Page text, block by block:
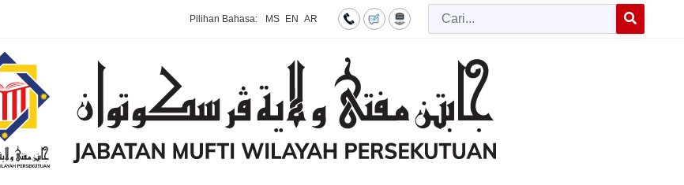
Pilihan Bahasa: MS EN AR
Cari